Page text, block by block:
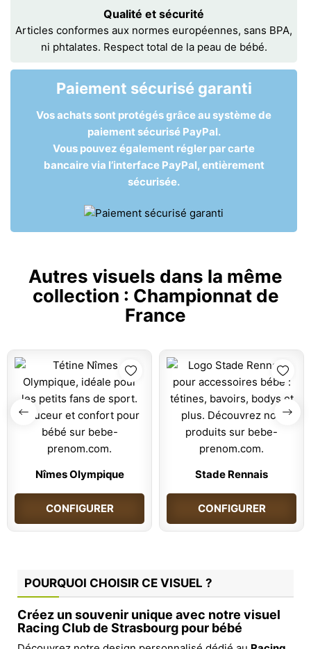
Qualité et sécurité
Articles conformes aux normes européennes, sans BPA,
ni phtalates. Respect total de la peau de bébé.
Paiement sécurisé garanti
Vos achats sont protégés grâce au système de
paiement sécurisé PayPal.
Vous pouvez également régler par carte
bancaire via l’interface PayPal, entièrement
sécurisée.
Autres visuels dans la même
collection : Championnat de
France
Nîmes Olympique
CONFIGURER
Stade Rennais
CONFIGURER
POURQUOI CHOISIR CE VISUEL ?
Créez un souvenir unique avec notre visuel
Racing Club de Strasbourg pour bébé